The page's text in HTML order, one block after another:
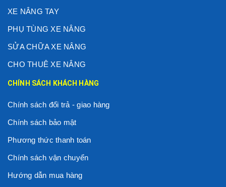
XE NÂNG TAY
PHỤ TÙNG XE NÂNG
SỬA CHỮA XE NÂNG
CHO THUÊ XE NÂNG
CHÍNH SÁCH KHÁCH HÀNG
Chính sách đổi trả - giao hàng
Chính sách bảo mật
Phương thức thanh toán
Chính sách vận chuyển
Hướng dẫn mua hàng